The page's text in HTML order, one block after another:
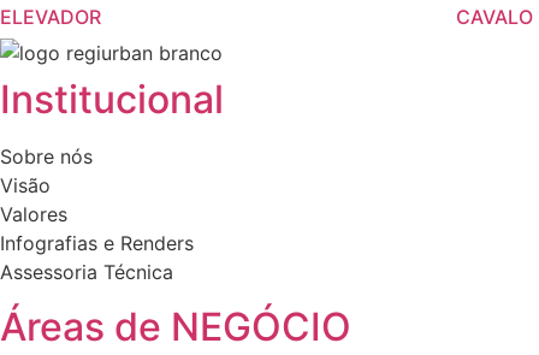
ELEVADOR CAVALO
Institucional
Sobre nós
Visão
Valores
Infografias e Renders
Assessoria Técnica
Áreas de NEGÓCIO